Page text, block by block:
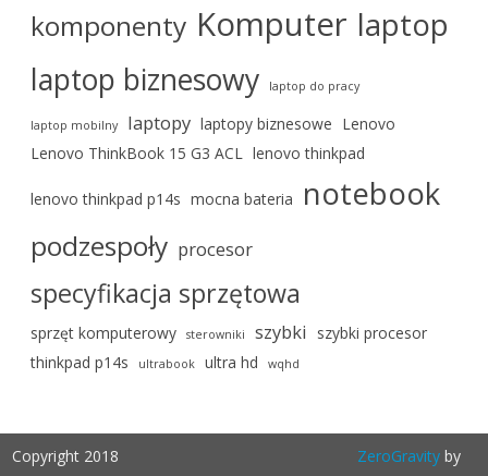
komponenty Komputer laptop
laptop biznesowy laptop do pracy
laptop mobilny laptopy laptopy biznesowe Lenovo
Lenovo ThinkBook 15 G3 ACL
lenovo thinkpad
lenovo thinkpad p14s mocna bateria notebook
podzespoły procesor
specyfikacja sprzętowa
sprzęt komputerowy sterowniki szybki
szybki procesor
thinkpad p14s
ultrabook ultra hd wqhd
Copyright 2018 ZeroGravityby